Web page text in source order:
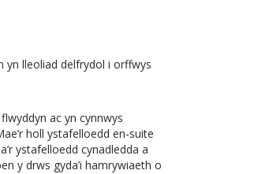
yn lleoliad delfrydol i orffwys
ac yn cynnwys
holl ystafelloedd en-suite
ystafelloedd cynadledda a
y drws gyda’i hamrywiaeth o